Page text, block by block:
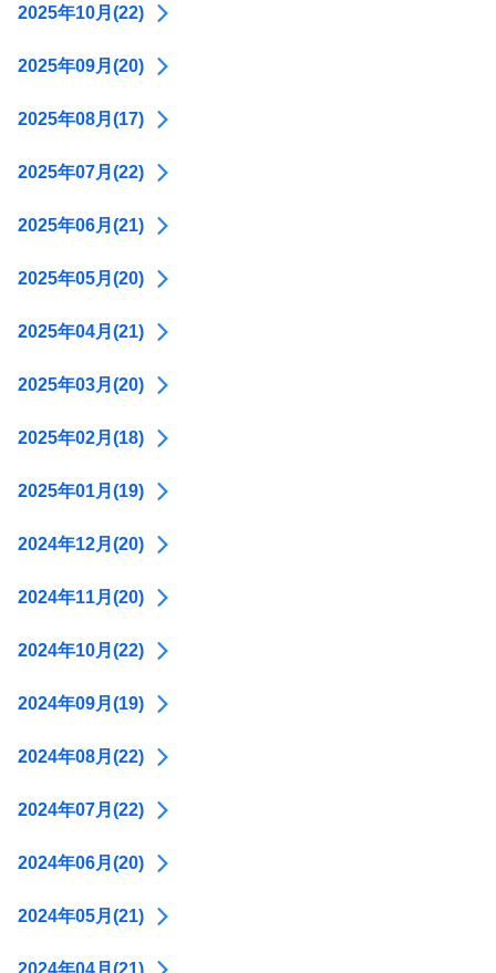
2025年10月(22)
2025年09月(20)
2025年08月(17)
2025年07月(22)
2025年06月(21)
2025年05月(20)
2025年04月(21)
2025年03月(20)
2025年02月(18)
2025年01月(19)
2024年12月(20)
2024年11月(20)
2024年10月(22)
2024年09月(19)
2024年08月(22)
2024年07月(22)
2024年06月(20)
2024年05月(21)
2024年04月(21)